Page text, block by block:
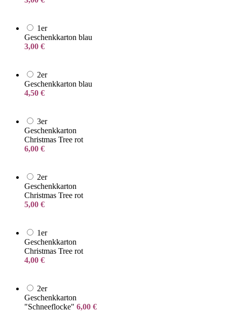
1er
Geschenkkarton blau
3,00 €
2er
Geschenkkarton blau
4,50 €
3er
Geschenkkarton
Christmas Tree rot
6,00 €
2er
Geschenkkarton
Christmas Tree rot
5,00 €
1er
Geschenkkarton
Christmas Tree rot
4,00 €
2er
Geschenkkarton
"Schneeflocke" 6,00 €